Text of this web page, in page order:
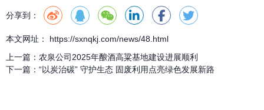
分享到：
本文网址： https://sxnqkj.com/news/48.html
上一篇： 农泉公司2025年酿酒高粱基地建设进展顺利
下一篇： “以炭治碳” 守护生态 固废利用点亮绿色发展新路